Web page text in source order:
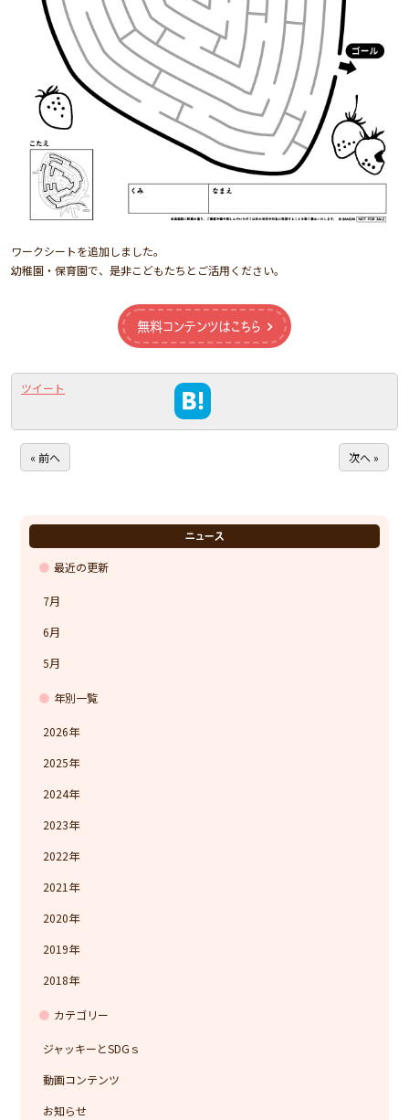
ワークシートを追加しました。
幼稚園・保育園で、是非こどもたちとご活用ください。
無料コンテンツはこちら
ツイート
« 前へ 次へ »
ニュース
最近の更新
7月
6月
5月
年別一覧
2026
2025
2024
2023
2022
2021
2020
2019
2018
カテゴリー
ジャッキーとSDGｓ
動画コンテンツ
お知らせ